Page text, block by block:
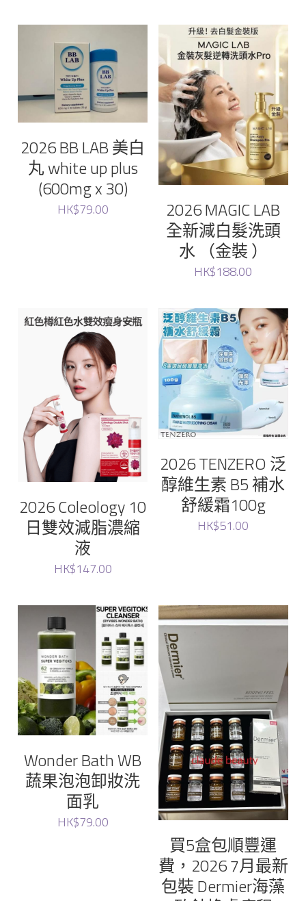
Sungboon
Raimethx
Foodology
Ronas
WHOO后
magic lab
Vella
Yuzumi
Fatera
Lacto-Fit
bravity
lefilleo
Rejuran
JUNG KWAN JANG Korean Red Ginseng
Medicube
Torriden
Sudee
2026 BB LAB 美白
丸 white up plus
(600mg x 30)
HK$79.00
2026 MAGIC LAB
全新減白髮洗頭
水 （金裝 ）
HK$188.00
2026 Coleology 10
日雙效減脂濃縮
液
HK$147.00
2026 TENZERO 泛
醇維生素 B5 補水
舒緩霜100g
HK$51.00
Wonder Bath WB
蔬果泡泡卸妝洗
面乳
HK$79.00
買5盒包順豐運
費，2026 7月最新
包裝 Dermier海藻